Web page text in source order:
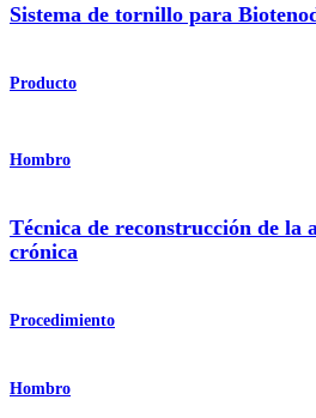
Sistema de tornillo para
Producto
Hombro
Técnica de reconstrucción de la
crónica
Procedimiento
Hombro